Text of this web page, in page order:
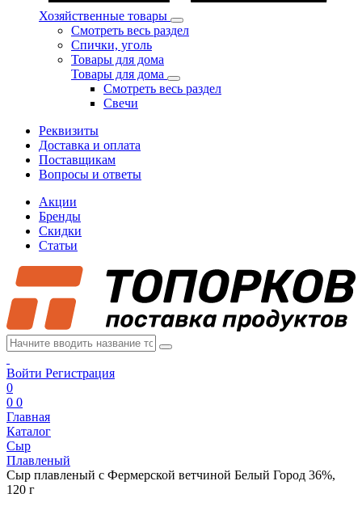
Хозяйственные товары
Смотреть весь раздел
Спички, уголь
Товары для дома
Товары для дома
Смотреть весь раздел
Свечи
Реквизиты
Доставка и оплата
Поставщикам
Вопросы и ответы
Акции
Бренды
Скидки
Статьи
Войти Регистрация
0
0 0
Главная
Каталог
Сыр
Плавленый
Сыр плавленый с Фермерской ветчиной Белый Город 36%,
120 г